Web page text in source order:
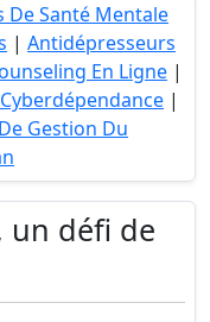
De Santé Mentale
| Antidépresseurs
En Ligne |
|
Gestion Du
un défi de